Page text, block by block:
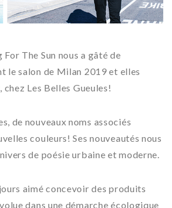
The Sun nous a gâté de
le salon de Milan 2019 et elles
chez Les Belles Gueules!
de nouveaux noms associés
couleurs! Ses nouveautés nous
de poésie urbaine et moderne.
aimé concevoir des produits
dans une démarche écologique